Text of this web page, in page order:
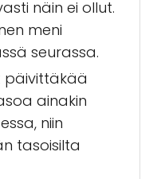
näin ei ollut.
meni
seurassa.
päivittäkää
ainakin
niin
tasoisilta